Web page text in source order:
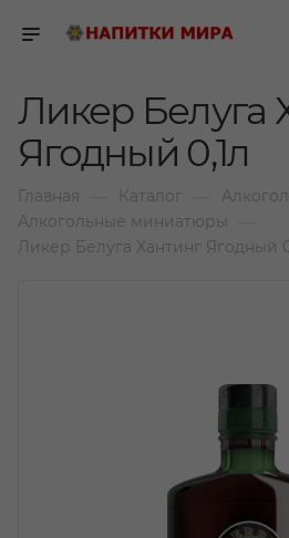
Ликер Белуга
Ягодный 0,1л
Главная Каталог
Алкогольные миниатюры
Ликер Белуга Хантинг Ягодный